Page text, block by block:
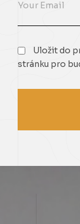
Uložit do
stránku pro